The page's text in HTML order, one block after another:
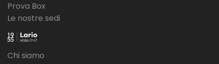
Prova Box
Le nostre sedi
Chi siamo